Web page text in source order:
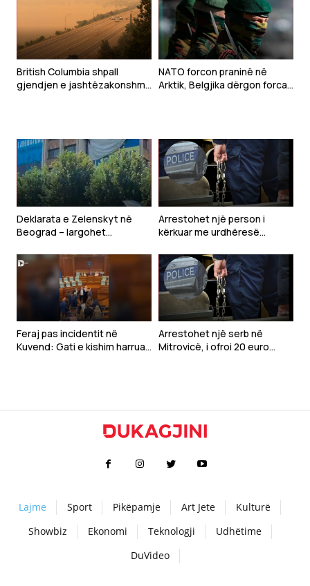
British Columbia shpall
gjendjen e jashtëzakonshme
NATO forcon praninë në
Arktik, Belgjika dërgon forca
Deklarata e Zelenskyt në
Beograd – largohet
Prishtina
Arrestohet një person i
kërkuar me urdhëresë
Feraj pas incidentit në
Kuvend: Gati e kishim harruar
Arrestohet një serb në
Mitrovicë, i ofroi 20 euro
Lajme Sport Pikëpamje Art Jete
Kulturë
Showbiz
Ekonomi Teknologji
Udhëtime
DuVideo